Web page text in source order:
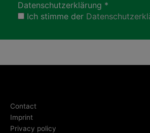
Datenschutzerklärung *
Ich stimme der
Contact
Imprint
Privacy policy